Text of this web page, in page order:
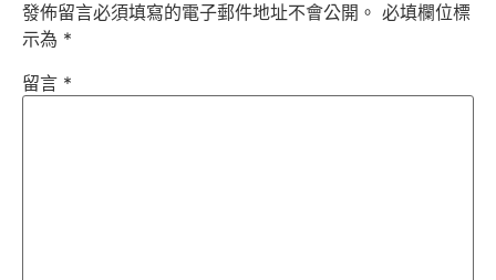
發佈留言必須填寫的電子郵件地址不會公開。 必填欄位標
示為 *
留言 *